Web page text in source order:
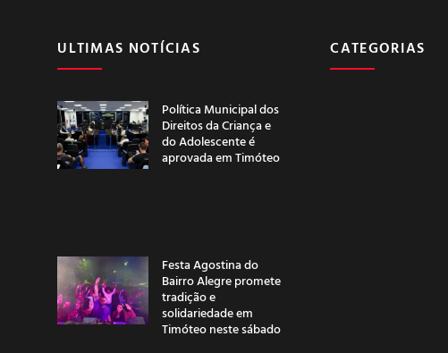
ULTIMAS NOTÍCIAS
Política Municipal dos
Direitos da Criança e
do Adolescente é
aprovada em Timóteo
Festa Agostina do
Bairro Alegre promete
tradição e
solidariedade em
Timóteo neste sábado
CATEGORIAS